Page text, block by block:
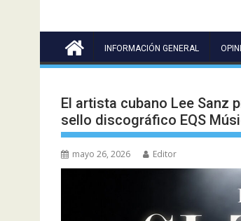
INFORMACIÓN GENERAL
El artista cubano Lee Sanz
sello discográfico EQS
mayo 26, 2026 Editor